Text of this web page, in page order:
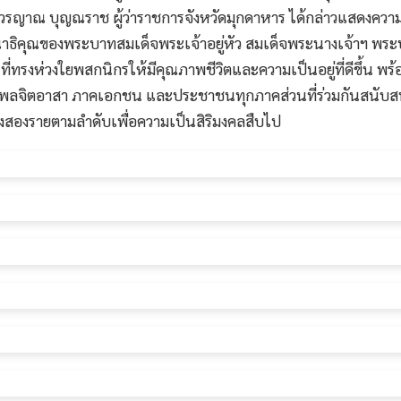
ญาณ บุญณราช ผู้ว่าราชการจังหวัดมุกดาหาร ได้กล่าวแสดงค
คุณของพระบาทสมเด็จพระเจ้าอยู่หัว สมเด็จพระนางเจ้าฯ พร
ทรงห่วงใยพสกนิกรให้มีคุณภาพชีวิตและความเป็นอยู่ที่ดีขึ้น พ
จิตอาสา ภาคเอกชน และประชาชนทุกภาคส่วนที่ร่วมกันสนับส
งรายตามลำดับเพื่อความเป็นสิริมงคลสืบไป